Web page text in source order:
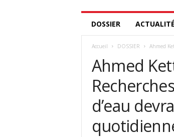
DOSSIER ACTUALITÉ
Accueil DOSSIER Ahmed
Ahmed
d’eau